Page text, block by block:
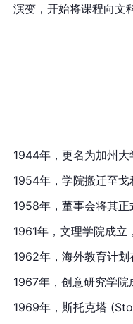
演变，开始将课程向文
1944年，更名为加州大
1954年，学院搬迁至戈
1958年，董事会将其
1961年，文理学院成
1962年，海外教育计
1967年，创意研究学院
1969年，斯托克塔